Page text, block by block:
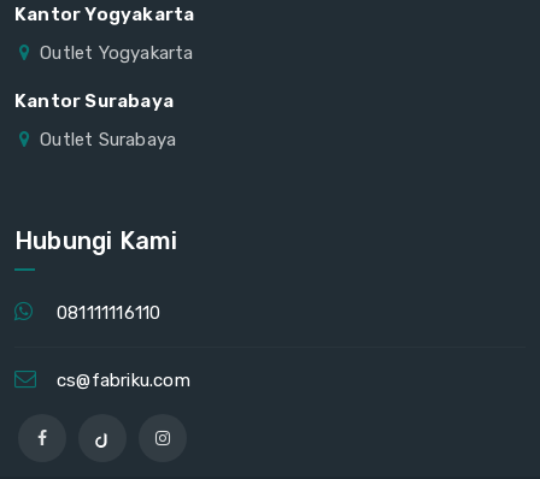
Kantor Yogyakarta
Outlet Yogyakarta
Kantor Surabaya
Outlet Surabaya
Hubungi Kami
081111116110
cs@fabriku.com